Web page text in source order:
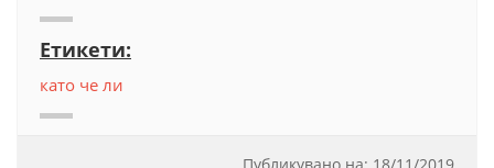
Етикети:
като че ли